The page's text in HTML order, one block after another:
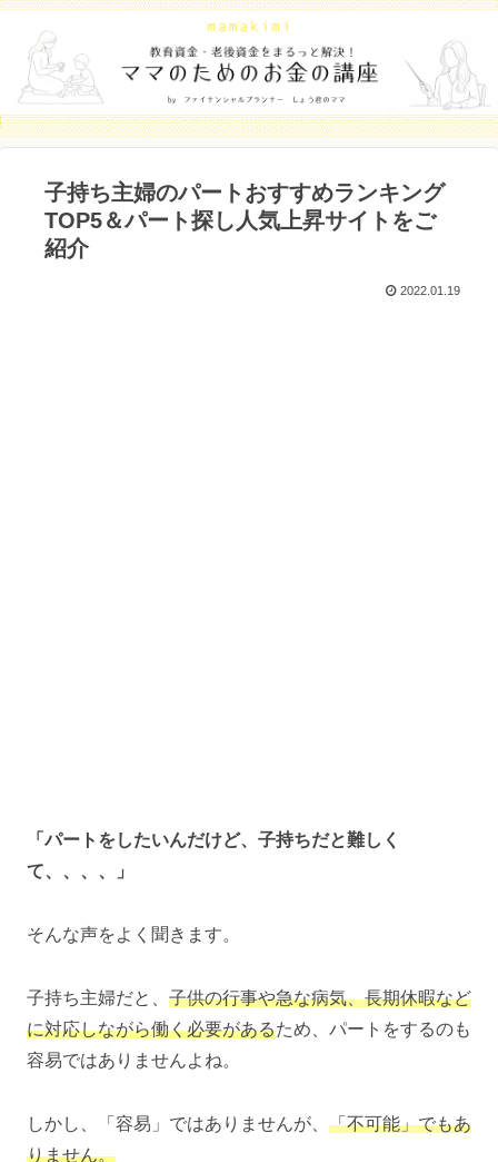
子持ち主婦のパートおすすめランキング
TOP5＆パート探し人気上昇サイトをご
紹介
2022.01.19
「パートをしたいんだけど、子持ちだと難しく
て、、、、」
そんな声をよく聞きます。
子持ち主婦だと、 子供の行事や急な病気、長期休暇など
に対応しながら働く必要があるため、パートをするのも
容易ではありませんよね。
しかし、「容易」ではありませんが、 「不可能」でもあ
りません。